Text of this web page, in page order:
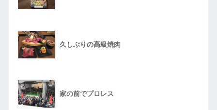
久しぶりの高級焼肉
家の前でプロレス